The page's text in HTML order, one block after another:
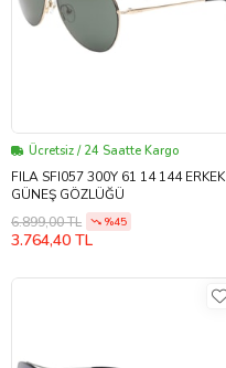
Ücretsiz / 24 Saatte Kargo
FILA SFI057 300Y 61 14 144 ERKEK
GÜNEŞ GÖZLÜĞÜ
6.899,00 TL
%45
3.764,40 TL